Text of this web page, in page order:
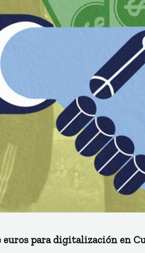
para digitalización en